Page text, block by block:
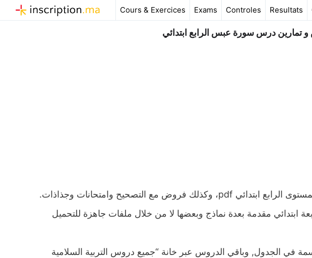
au
Cours & Exercices Exams Controles Resultats
تمارين درس سورة عبس الرابع ابتدائي
ملخص و تمارين وحلول درس سورة عبس المستوى الرابع ابتدائي pdf، وكذلك فروض مع التصحيح وامتحانات وجذاذات.
ابتدائي مقدمة بعدة نماذج وبعضها لا من خلال ملفات جاهزة للتحميل
في الجدول, وباقي الدروس عبر خانة “جميع دروس التربية السلامية